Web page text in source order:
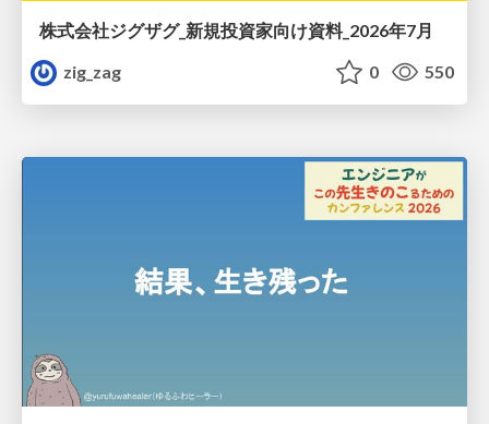
株式会社ジグザグ_新規投資家向け資料_2026年7月
zig_zag
0 550